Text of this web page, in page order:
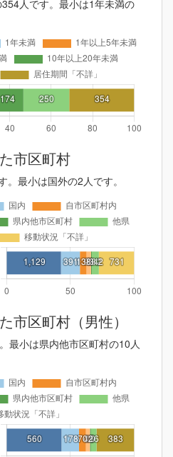
人です。最小は1年未満の
市区町村
最小は国外の2人です。
市区町村（男性）
最小は県内他市区町村の10人